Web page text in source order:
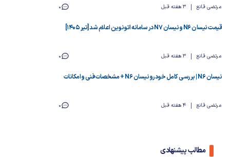
مرتضی قانع 3 هفته قبل 0
قیمت نیسان N6 و نیسان N7 در سامانه اتونوین اعلام شد [تیر ۱۴۰۵]
مرتضی قانع 3 هفته قبل 0
نیسان N6 | بررسی کامل خودرو نیسان N6 + مشخصات فنی و امکانات
مرتضی قانع 4 هفته قبل 0
مطالب پیشنهادی